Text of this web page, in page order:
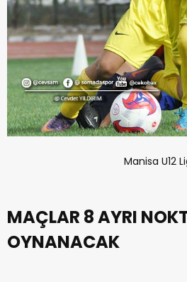
Manisa U12
MAÇLAR 8 AYRI
OYNANACAK